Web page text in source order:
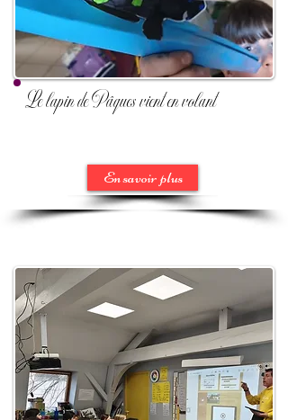
Le lapin de Pâques vient en volant
En savoir plus